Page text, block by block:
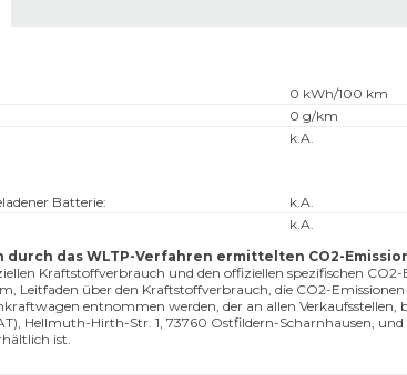
0 kWh/100 km
0 g/km
k.A.
Batterie:
k.A.
k.A.
das WLTP-Verfahren ermittelten CO2-
Kraftstoffverbrauch und den offiziellen spezifischen CO2-
Leitfaden über den Kraftstoffverbrauch, die CO2-
entnommen werden, der an allen Verkaufsstellen,
Hellmuth-Hirth-Str. 1, 73760 Ostfildern-Scharnhausen,
ist.